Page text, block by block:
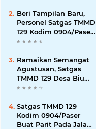
Beri Tampilan Baru,
Personel Satgas TMMD
129 Kodim 0904/Paser
Cat Atap Rumah
Ramaikan Semangat
Agustusan, Satgas
TMMD 129 Desa Biu
Hiasi Jalanan Desa
Satgas TMMD 129
Kodim 0904/Paser
Buat Parit Pada Jalan